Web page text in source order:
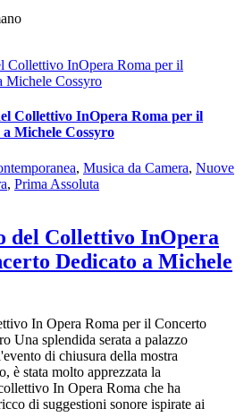
Collettivo InOpera Roma per il
Michele Cossyro
Collettivo InOpera Roma per il
Michele Cossyro
, Musica da Camera, Nuove
, Prima Assoluta
del Collettivo InOpera
Dedicato a Michele
In Opera Roma per il Concerto
Una splendida serata a palazzo
di chiusura della mostra
è stata molto apprezzata la
In Opera Roma che ha
di suggestioni sonore ispirate ai